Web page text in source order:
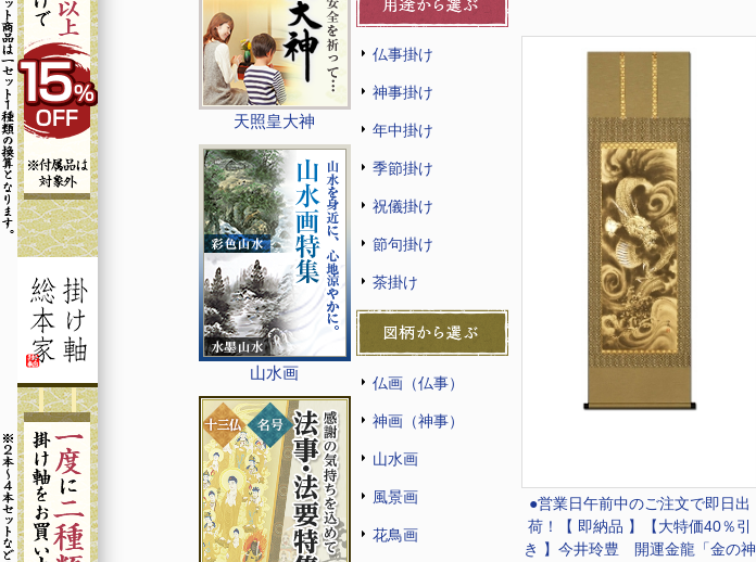
天照皇大神
山水画
仏事掛け
神事掛け
年中掛け
季節掛け
祝儀掛け
節句掛け
茶掛け
仏画（仏事）
神画（神事）
山水画
風景画
花鳥画
●営業日午前中のご注文で即日出
荷！
【 即納品 】【大特価40％引
き 】今井玲豊 開運金龍「金の神